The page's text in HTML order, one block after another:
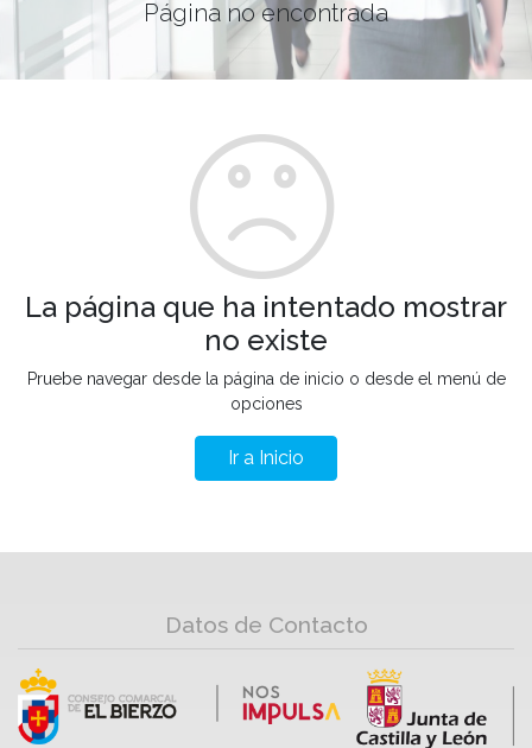
Página no encontrada
La página que ha intentado mostrar
no existe
Pruebe navegar desde la página de inicio o desde el menú de
opciones
Ir a Inicio
Datos de Contacto